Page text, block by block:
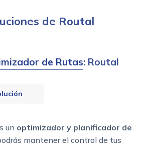
de Routal
de Rutas: Routal
un optimizador y planificador de
mantener el control de tus